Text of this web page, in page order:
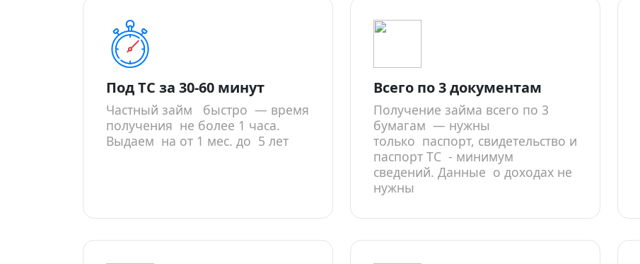
Под ТС за 30-60 минут
Частный займ быстро — время
получения не более 1 часа.
Выдаем на от 1 мес. до 5 лет
Всего по 3 документам
Получение займа всего по 3
бумагам — нужны
только паспорт, свидетельство и
паспорт ТС - минимум
сведений. Данные о доходах не
нужны